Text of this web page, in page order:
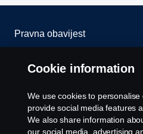
Pravna obavijest
Izjava o privatnosti
Kolačići
Javite nam se
Cookie information
We use cookies to
provide social media features
We also share information
our social media, advertising